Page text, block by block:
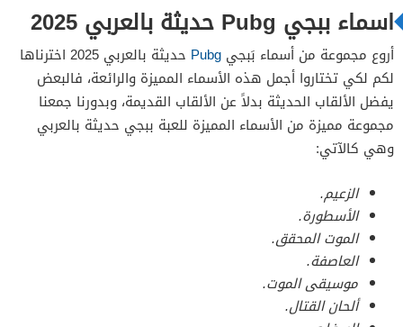
اسماء ببجي Pubg حديثة بالعربي 2025
أروع مجموعة من أسماء بَبجي Pubg
حديثة بالعربي 2025 اخترناها
لكم لكي تختاروا أجمل هذه الأسماء المميزة والرائعة، فالبعض
يفضل الألقاب الحديثة بدلاً عن الألقاب القديمة، وبدورنا جمعنا
مجموعة مميزة من الأسماء المميزة للعبة ببجي حديثة بالعربي
وهي كالآتي:
الزعيم.
الأسطورة.
الموت المحقق.
العاصفة.
موسيقى الموت.
ألحان القتال.